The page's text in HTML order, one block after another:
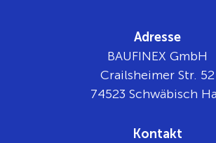
Adresse
BAUFINEX GmbH
Crailsheimer Str. 52
74523 Schwäbisch
Kontakt